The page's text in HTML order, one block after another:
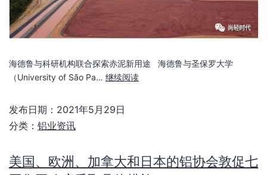
海德鲁与科研机构联合探索赤泥新用途 海德鲁与圣保罗大学
（University of São Pa… 继续阅读
发布日期： 2021年5月29日
分类： 铝业资讯
美国、欧洲、加拿大和日本的铝协会敦促七